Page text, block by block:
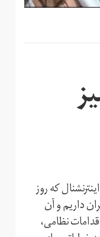
که روز
داریم و آن
نظامی،